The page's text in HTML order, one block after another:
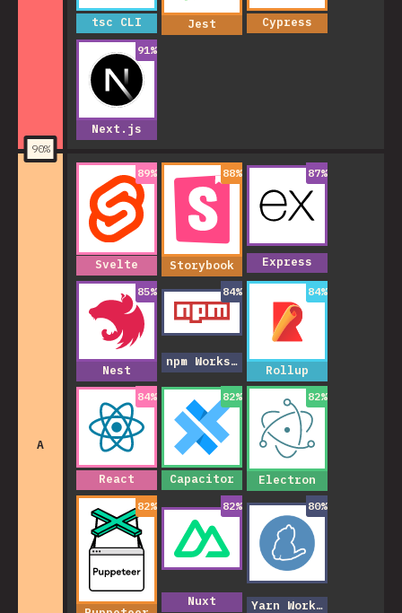
90%
tsc CLI Jest Cypress
91 %
Next.js
A
89%
Svelte
88%
Storybook
87%
Express
85%
Nest
84%
npm Workspaces
84%
Rollup
84%
React
82%
Capacitor
82%
Electron
82% 82%
Nuxt
80%
Yarn Workspaces